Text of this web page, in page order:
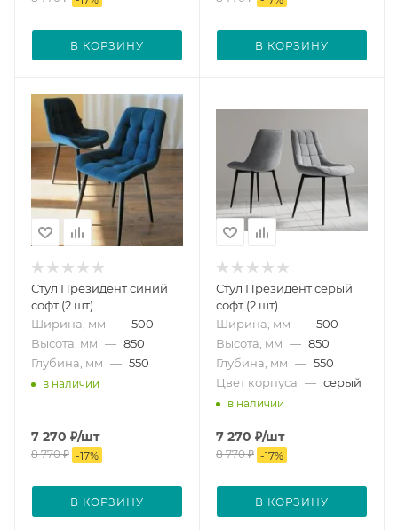
В КОРЗИНУ В КОРЗИНУ
Стул Президент синий
софт (2 шт)
Ширина, мм — 500
Высота, мм — 850
Глубина, мм — 550
в наличии
7 270 ₽/шт
8 770₽ -17%
В КОРЗИНУ
Стул Президент серый
софт (2 шт)
Ширина, мм — 500
Высота, мм — 850
Глубина, мм — 550
Цвет корпуса — серый
в наличии
7 270 ₽/шт
8 770₽ -17%
В КОРЗИНУ